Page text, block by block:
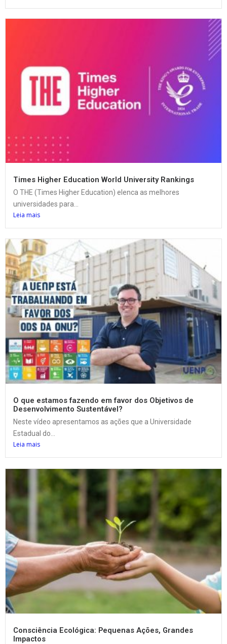
Times Higher Education World University Rankings
O THE (Times Higher Education) elenca as melhores
universidades para...
Leia mais
O que estamos fazendo em favor dos Objetivos de
Desenvolvimento Sustentável?
Neste vídeo apresentamos as ações que a Universidade
Estadual do...
Leia mais
Consciência Ecológica: Pequenas Ações, Grandes
Impactos